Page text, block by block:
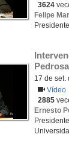
3624
Felipe
Pedrosa
17 de set.
Vídeo
2885
Ernesto